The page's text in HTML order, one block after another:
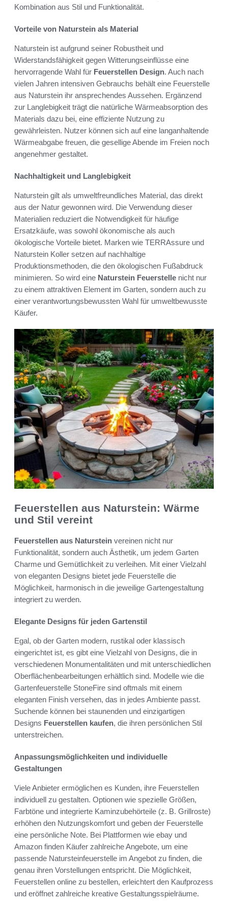
Kombination aus Stil und Funktionalität.
Vorteile von Naturstein als Material
Naturstein ist aufgrund seiner Robustheit und
Widerstandsfähigkeit gegen Witterungseinflüsse eine
hervorragende Wahl für Feuerstellen Design. Auch nach
vielen Jahren intensiven Gebrauchs behält eine Feuerstelle
aus Naturstein ihr ansprechendes Aussehen. Ergänzend
zur Langlebigkeit trägt die natürliche Wärmeabsorption des
Materials dazu bei, eine effiziente Nutzung zu
gewährleisten. Nutzer können sich auf eine langanhaltende
Wärmeabgabe freuen, die gesellige Abende im Freien noch
angenehmer gestaltet.
Nachhaltigkeit und Langlebigkeit
Naturstein gilt als umweltfreundliches Material, das direkt
aus der Natur gewonnen wird. Die Verwendung dieser
Materialien reduziert die Notwendigkeit für häufige
Ersatzkäufe, was sowohl ökonomische als auch
ökologische Vorteile bietet. Marken wie TERRAssure und
Naturstein Koller setzen auf nachhaltige
Produktionsmethoden, die den ökologischen Fußabdruck
minimieren. So wird eine Naturstein Feuerstelle nicht nur
zu einem attraktiven Element im Garten, sondern auch zu
einer verantwortungsbewussten Wahl für umweltbewusste
Käufer.
Feuerstellen aus Naturstein: Wärme
und Stil vereint
Feuerstellen aus Naturstein vereinen nicht nur
Funktionalität, sondern auch Ästhetik, um jedem Garten
Charme und Gemütlichkeit zu verleihen. Mit einer Vielzahl
von eleganten Designs bietet jede Feuerstelle die
Möglichkeit, harmonisch in die jeweilige Gartengestaltung
integriert zu werden.
Elegante Designs für jeden Gartenstil
Egal, ob der Garten modern, rustikal oder klassisch
eingerichtet ist, es gibt eine Vielzahl von Designs, die in
verschiedenen Monumentalitäten und mit unterschiedlichen
Oberflächenbearbeitungen erhältlich sind. Modelle wie die
Gartenfeuerstelle StoneFire sind oftmals mit einem
eleganten Finish versehen, das in jedes Ambiente passt.
Suchende können bei staunenden und einzigartigen
Designs Feuerstellen kaufen, die ihren persönlichen Stil
unterstreichen.
Anpassungsmöglichkeiten und individuelle
Gestaltungen
Viele Anbieter ermöglichen es Kunden, ihre Feuerstellen
individuell zu gestalten. Optionen wie spezielle Größen,
Farbtöne und integrierte Kaminzubehörteile (z. B. Grillroste)
erhöhen den Nutzungskomfort und geben der Feuerstelle
eine persönliche Note. Bei Plattformen wie ebay und
Amazon finden Käufer zahlreiche Angebote, um eine
passende Natursteinfeuerstelle im Angebot zu finden, die
genau ihren Vorstellungen entspricht. Die Möglichkeit,
Feuerstellen online zu bestellen, erleichtert den Kaufprozess
und eröffnet zahlreiche kreative Gestaltungsspielräume.